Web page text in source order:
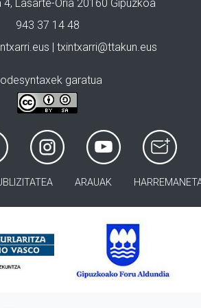
4, Lasarte-Oria 20160 Gipuzkoa
943 37 14 48
| txintxarri@ttakun.eus
garatua
ARAUAK